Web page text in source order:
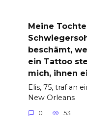
Meine
beschämt,
ein Tattoo
mich, ihnen
Elis, 75, traf an
New Orleans
0 53